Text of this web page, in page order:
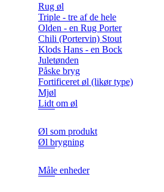
Rug øl
Triple - tre af de hele
Olden - en Rug Porter
Chili (Portervin) Stout
Klods Hans - en Bock
Juletønden
Påske bryg
Fortificeret øl (likør type)
Mjøl
Lidt om øl
Øl som produkt
Øl brygning
Måle enheder